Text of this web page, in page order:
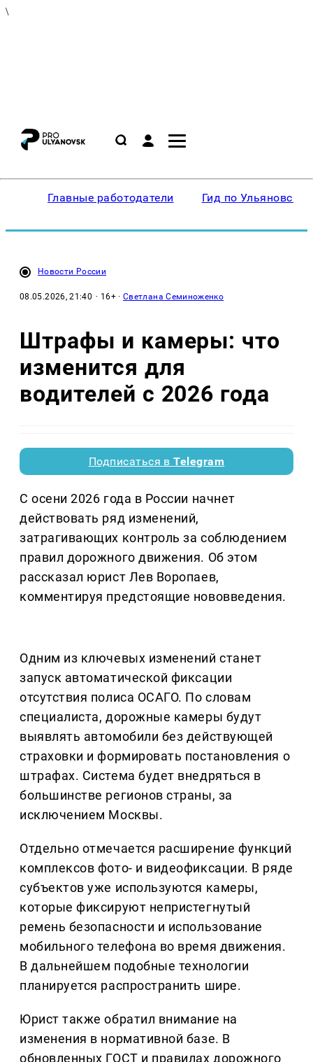
\
Главные работодатели Гид по Ульяновску
Новости России
08.05.2026, 21:40 · 16+ ·Светлана Семиноженко
Штрафы и камеры: что
изменится для
водителей с 2026 года
Подписаться вTelegram
С осени 2026 года в России начнет
действовать ряд изменений,
затрагивающих контроль за соблюдением
правил дорожного движения. Об этом
рассказал юрист Лев Воропаев,
комментируя предстоящие нововведения.
Одним из ключевых изменений станет
запуск автоматической фиксации
отсутствия полиса ОСАГО. По словам
специалиста, дорожные камеры будут
выявлять автомобили без действующей
страховки и формировать постановления о
штрафах. Система будет внедряться в
большинстве регионов страны, за
исключением Москвы.
Отдельно отмечается расширение функций
комплексов фото- и видеофиксации. В ряде
субъектов уже используются камеры,
которые фиксируют непристегнутый
ремень безопасности и использование
мобильного телефона во время движения.
В дальнейшем подобные технологии
планируется распространить шире.
Юрист также обратил внимание на
изменения в нормативной базе. В
обновленных ГОСТ и правилах дорожного